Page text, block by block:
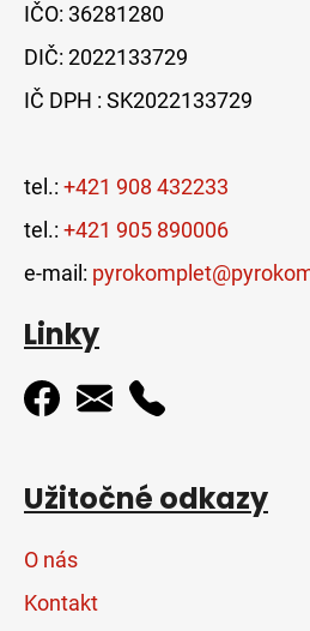
IČO: 36281280
DIČ: 2022133729
IČ DPH : SK2022133729
tel.: +421 908 432233
tel.: +421 905 890006
e-mail:
Linky
Užitočné odkazy
O nás
Kontakt